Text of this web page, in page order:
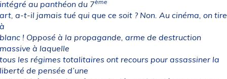
au panthéon du 7ème
a-t-il jamais tué qui que ce soit ? Non. Au cinéma, on tire
! Opposé à la propagande, arme de destruction
à laquelle
les régimes totalitaires ont recours pour assassiner la
de pensée d’une